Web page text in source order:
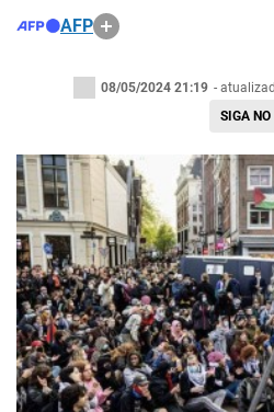
AFP
08/05/2024 21:19 -
SIGA NO